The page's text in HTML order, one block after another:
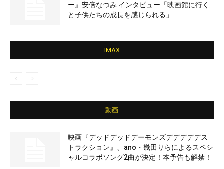
ー』安倍なつみ インタビュー「映画館に行く
と子供たちの成長を感じられる」
IMAX
動画
映画『デッドデッドデーモンズデデデデデス
トラクション』、ano・幾田りらによるスペシ
ャルコラボソング2曲が決定！本予告も解禁！